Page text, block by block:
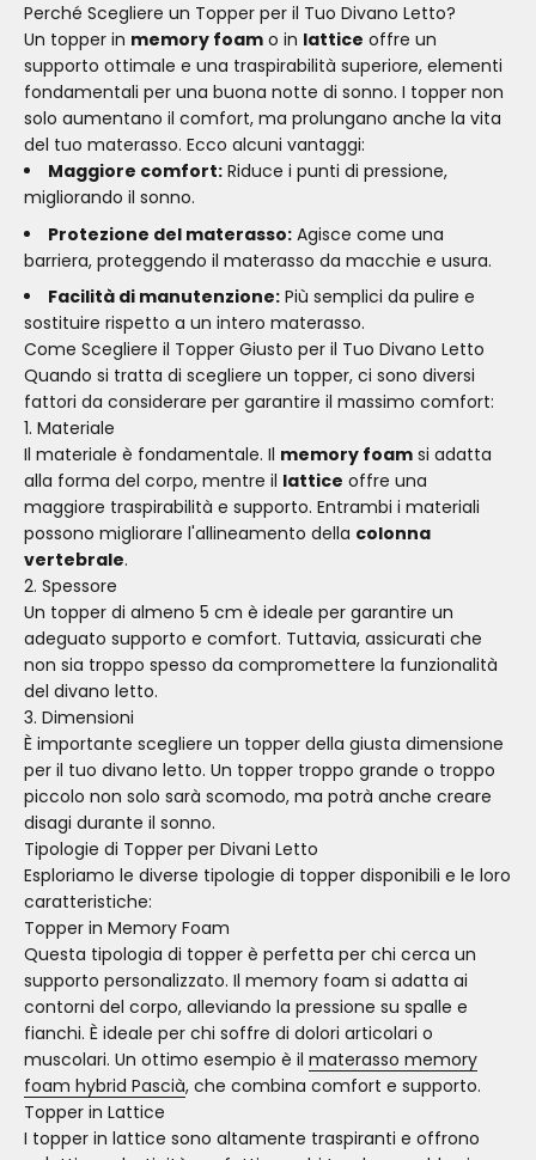
Perché Scegliere un Topper per il Tuo Divano Letto?
Un topper in memory foam o in lattice offre un
supporto ottimale e una traspirabilità superiore, elementi
fondamentali per una buona notte di sonno. I topper non
solo aumentano il comfort, ma prolungano anche la vita
del tuo materasso. Ecco alcuni vantaggi:
Maggiore comfort: Riduce i punti di pressione,
migliorando il sonno.
Protezione del materasso: Agisce come una
barriera, proteggendo il materasso da macchie e usura.
Facilità di manutenzione: Più semplici da pulire e
sostituire rispetto a un intero materasso.
Come Scegliere il Topper Giusto per il Tuo Divano Letto
Quando si tratta di scegliere un topper, ci sono diversi
fattori da considerare per garantire il massimo comfort:
1. Materiale
Il materiale è fondamentale. Il memory foam si adatta
alla forma del corpo, mentre il lattice offre una
maggiore traspirabilità e supporto. Entrambi i materiali
possono migliorare l'allineamento della colonna
vertebrale.
2. Spessore
Un topper di almeno 5 cm è ideale per garantire un
adeguato supporto e comfort. Tuttavia, assicurati che
non sia troppo spesso da compromettere la funzionalità
del divano letto.
3. Dimensioni
È importante scegliere un topper della giusta dimensione
per il tuo divano letto. Un topper troppo grande o troppo
piccolo non solo sarà scomodo, ma potrà anche creare
disagi durante il sonno.
Tipologie di Topper per Divani Letto
Esploriamo le diverse tipologie di topper disponibili e le loro
caratteristiche:
Topper in Memory Foam
Questa tipologia di topper è perfetta per chi cerca un
supporto personalizzato. Il memory foam si adatta ai
contorni del corpo, alleviando la pressione su spalle e
fianchi. È ideale per chi soffre di dolori articolari o
muscolari. Un ottimo esempio è il materasso memory
foam hybrid Pascià, che combina comfort e supporto.
Topper in Lattice
I topper in lattice sono altamente traspiranti e offrono